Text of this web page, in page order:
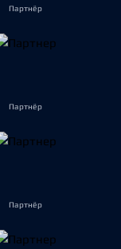
Партнёр
Партнёр
Партнёр